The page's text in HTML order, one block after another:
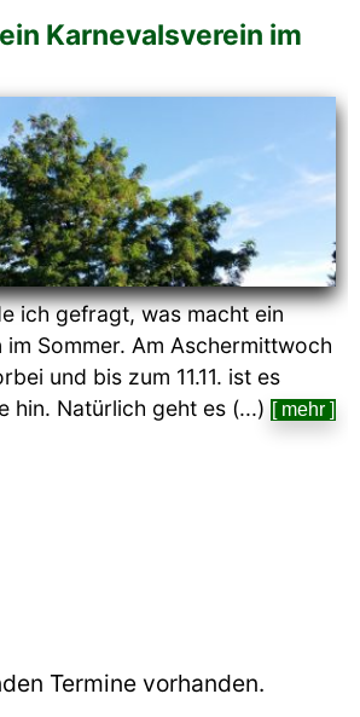
Karnevalsverein im
ich gefragt, was macht ein
im Sommer. Am Aschermittwoch
und bis zum 11.11. ist es
hin. Natürlich geht es (...) [ mehr ]
Termine vorhanden.